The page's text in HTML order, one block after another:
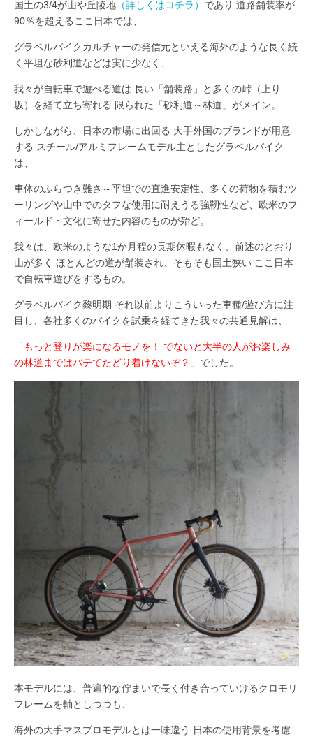
国土の3/4が山や丘陵地 （詳しくはコチラ） であり 道路舗装率が
90％を超えるここ日本では、
グラベルバイクカルチャーの発信元といえる海外のような長く続
く平坦な砂利道などは実に少なく、
我々が自転車で遊べる道は 長い「舗装路」と多くの峠（上り
坂）を経て立ち寄れる 限られた「砂利道～林道」がメイン。
しかしながら、日本の市場に出回る 大手外国のブランドが用意
する スチール/アルミフレームモデル主としたグラベルバイク
は、
車体のふらつき難さ～平坦での直進安定性、多くの荷物を積むツ
ーリングや山中でのタフな使用に耐えうる強靭性など、欧米のフ
ィールド・文化に寄せた内容のものが殆ど。
我々は、欧米のような1か月程の長期休暇もなく、前述のとおり
山が多く ほとんどの道が舗装され、そもそも国土狭い ここ日本
で自転車遊びをするもの。
グラベルバイク黎明期 それ以前よりこういった車種/遊び方に注
目し、各社多くのバイクを試乗を経てきた我々の共通見解は、
「もっと登りが楽になるモノを！ でないと大半の人がお楽しみ
の林道まではバテてたどり着けないぞ？」 でした。
本モデルには、普遍的な佇まいで長く付き合っていけるクロモリ
フレームを軸としつつも、
海外の大手マスプロモデルとは一味違う 日本の使用背景を考慮